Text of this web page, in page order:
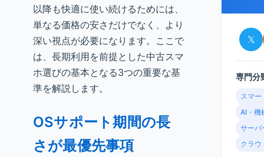
以降も快適に使い続けるためには、
単なる価格の安さだけでなく、より
深い視点が必要になります。ここで
は、長期利用を前提とした中古スマ
ホ選びの基本となる3つの重要な基
準を解説します。
OSサポート期間の長
さが最優先事項
𝕏
専門分
スマー
AI・機
サーバ
クラウ